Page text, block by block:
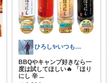
ひろし✨いつもありがとうございます✨
BBQやキャンプ好きなら一
度は試してほしい🔥 「ほり
にし 辛 ...